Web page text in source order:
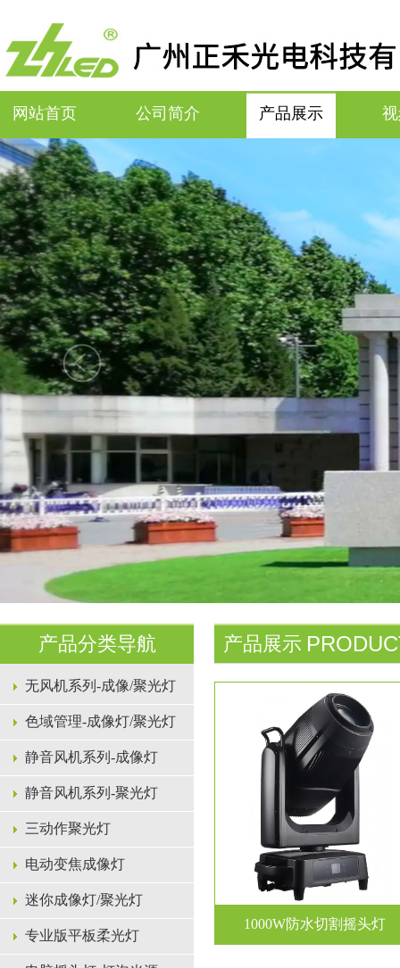
网站首页 公司简介 产品展示
产品分类导航
无风机系列-成像/聚光灯
色域管理-成像灯/聚光灯
静音风机系列-成像灯
静音风机系列-聚光灯
三动作聚光灯
电动变焦成像灯
迷你成像灯/聚光灯
专业版平板柔光灯
产品展示
1000W防水切割摇头灯